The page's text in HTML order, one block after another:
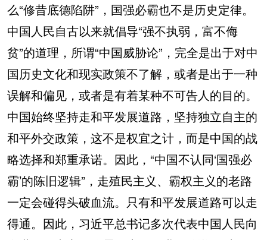
么“修昔底德陷阱”，国强必霸也不是历史定律。
中国人民自古以来就倡导“强不执弱，富不侮
贫”的道理，所谓“中国威胁论”，完全是出于对中
国历史文化和现实政策不了解，或者是出于一种
误解和偏见，或者是有着某种不可告人的目的。
中国始终坚持走和平发展道路，坚持独立自主的
和平外交政策，这不是权宜之计，而是中国的战
略选择和郑重承诺。因此，“中国不认同‘国强必
霸’的陈旧逻辑”，走殖民主义、霸权主义的老路
一定会碰得头破血流。只有和平发展道路可以走
得通。因此，习近平总书记多次代表中国人民向